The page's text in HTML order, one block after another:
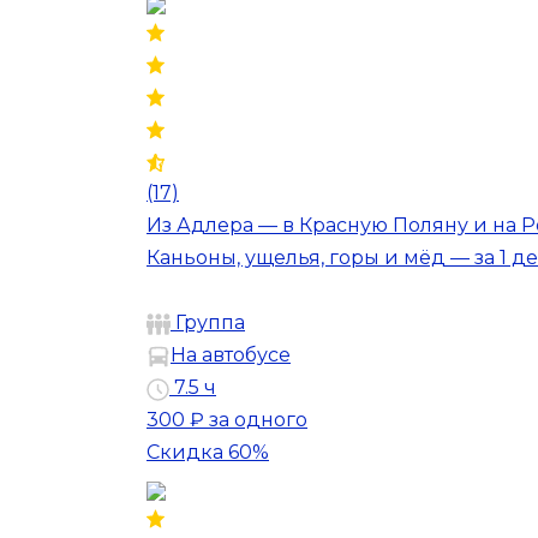
(17)
Из Адлера — в Красную Поляну и на
Каньоны, ущелья, горы и мёд — за 1
Группа
На автобусе
7.5 ч
300 ₽ за одного
Скидка 60%